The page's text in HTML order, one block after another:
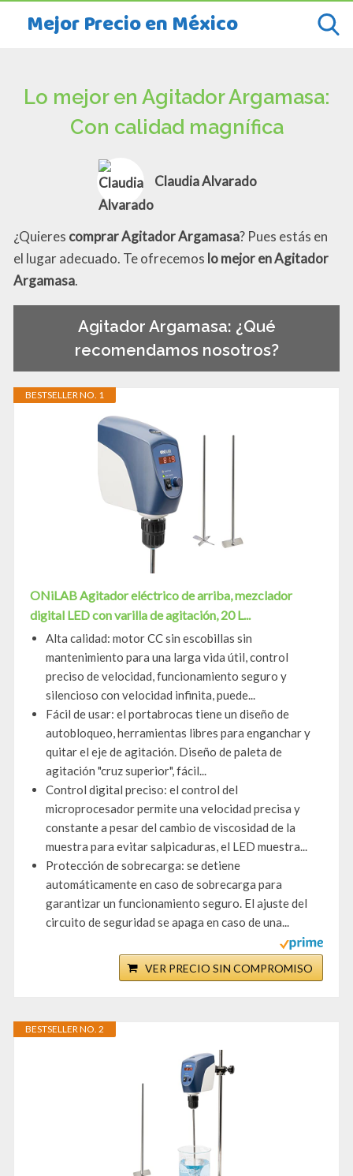
Mejor Precio en México
Lo mejor en Agitador Argamasa:
Con calidad magnífica
Claudia Alvarado
¿Quieres comprar Agitador Argamasa? Pues estás en
el lugar adecuado. Te ofrecemos lo mejor en Agitador
Argamasa.
Agitador Argamasa: ¿Qué
recomendamos nosotros?
BESTSELLER NO. 1
ONiLAB Agitador eléctrico de arriba, mezclador
digital LED con varilla de agitación, 20 L...
Alta calidad: motor CC sin escobillas sin
mantenimiento para una larga vida útil, control
preciso de velocidad, funcionamiento seguro y
silencioso con velocidad infinita, puede...
Fácil de usar: el portabrocas tiene un diseño de
autobloqueo, herramientas libres para enganchar y
quitar el eje de agitación. Diseño de paleta de
agitación "cruz superior", fácil...
Control digital preciso: el control del
microprocesador permite una velocidad precisa y
constante a pesar del cambio de viscosidad de la
muestra para evitar salpicaduras, el LED muestra...
Protección de sobrecarga: se detiene
automáticamente en caso de sobrecarga para
garantizar un funcionamiento seguro. El ajuste del
circuito de seguridad se apaga en caso de una...
VER PRECIO SIN COMPROMISO
BESTSELLER NO. 2